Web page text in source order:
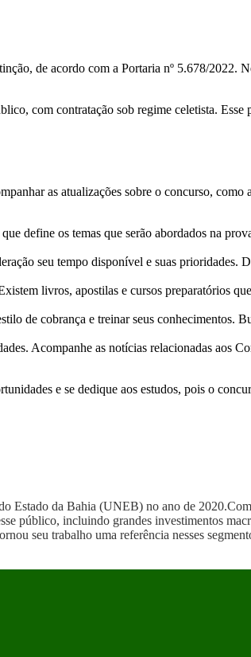
de acordo com a Portaria nº 5.678/2022.
com contratação sob regime celetista. Esse
as atualizações sobre o concurso, como
define os temas que serão abordados na
seu tempo disponível e suas prioridades.
livros, apostilas e cursos preparatórios
de cobrança e treinar seus conhecimentos.
Acompanhe as notícias relacionadas aos
e se dedique aos estudos, pois o
Estado da Bahia (UNEB) no ano de
público, incluindo grandes investimentos
seu trabalho uma referência nesses